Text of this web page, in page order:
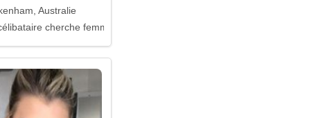
Australie
cherche femme